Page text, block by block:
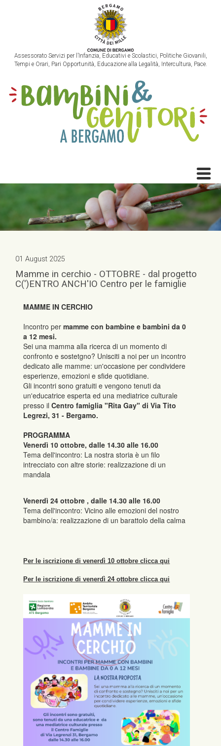
Assessorato Servizi per l’Infanzia, Educativi e Scolastici, Politiche Giovanili,
Tempi e Orari, Pari Opportunità, Educazione alla Legalità, Intercultura, Pace.
01 August 2025
Mamme in cerchio - OTTOBRE - dal progetto
C(')ENTRO ANCH'IO Centro per le famiglie
MAMME IN CERCHIO
Incontro permamme con bambine e bambini da 0
a 12 mesi.
Sei una mamma alla ricerca di un momento di
confronto e sostetgno? Unisciti a noi per un incontro
dedicato alle mamme: un'occasione per condividere
esperienze, emozioni e sfide quotidiane.
Gli incontri sono gratuiti e vengono tenuti da
un'educatrice esperta ed una mediatrice culturale
presso ilCentro famiglia "Rita Gay" di Via Tito
Legrezi, 31 - Bergamo.
PROGRAMMA
Venerdì 10 ottobre, dalle 14.30 alle 16.00
Tema dell'incontro: La nostra storia è un filo
intrecciato con altre storie: realizzazione di un
mandala
Venerdì 24 ottobre , dalle 14.30 alle 16.00
Tema dell'incontro: Vicino alle emozioni del nostro
bambino/a: realizzazione di un barattolo della calma
Per le iscrizione di venerdì 10 ottobre clicca qui
Per le iscrizione di venerdì 24 ottobre clicca qui